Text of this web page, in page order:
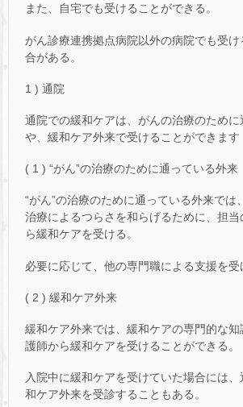
また、自宅でも受けることができる。
がん診療連携拠点病院以外の病院でも受
合がある。
1 ) 通院
通院での緩和ケアは、がんの治療のため
や、緩和ケア外来で受けることができます
( 1 ) “がん”の治療のために通っている外来
“がん”の治療のために通っている外来では
治療によるつらさを和らげるために、担
ら緩和ケアを受ける。
必要に応じて、他の専門職による支援を受
( 2 ) 緩和ケア外来
緩和ケア外来では、緩和ケアの専門的な
護師から緩和ケアを受けることができる。
入院中に緩和ケアを受けていた場合には
和ケア外来を受診することもある。